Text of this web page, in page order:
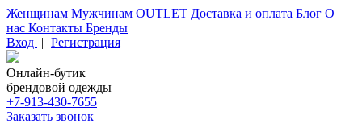
Женщинам Мужчинам OUTLET Доставка и оплата Блог О
нас Контакты Бренды
Вход | Регистрация
Онлайн-бутик
брендовой одежды
+7-913-430-7655
Заказать звонок